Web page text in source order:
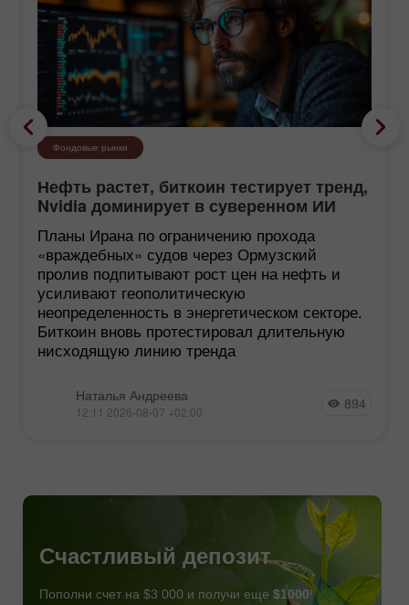
Фондовые рынки
Нефть растет, биткоин тестирует тренд,
Nvidia доминирует в суверенном ИИ
Планы Ирана по ограничению прохода
«враждебных» судов через Ормузский
пролив подпитывают рост цен на нефть и
усиливают геополитическую
неопределенность в энергетическом секторе.
Биткоин вновь протестировал длительную
нисходящую линию тренда
Наталья Андреева
12:11 2026-08-07 +02:00 894
Счастливый депозит
Пополни счет на $3 000 и получи еще $1000!